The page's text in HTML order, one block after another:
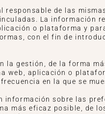
responsable de las
La información
o plataforma y
con el fin de
la gestión, de la forma
web, aplicación o
en la que se
información sobre las
más eficaz posible, de